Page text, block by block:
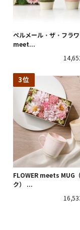
ペルメール・ザ・フラ
meet...
FLOWER meets MUG
ク） ...